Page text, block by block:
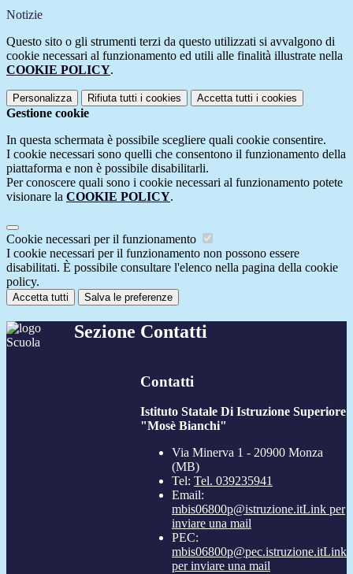
Notizie
Questo sito o gli strumenti terzi da questo utilizzati si avvalgono di
cookie necessari al funzionamento ed utili alle finalità illustrate nella
COOKIE POLICY.
Personalizza Rifiuta tutti i cookies Accetta tutti i cookies
Gestione cookie
In questa schermata è possibile scegliere quali cookie consentire.
I cookie necessari sono quelli che consentono il funzionamento della
piattaforma e non è possibile disabilitarli.
Per conoscere quali sono i cookie necessari al funzionamento potete
visionare la COOKIE POLICY.
Cookie necessari per il funzionamento
I cookie necessari per il funzionamento non possono essere
disabilitati. È possibile consultare l'elenco nella pagina della cookie
policy.
Accetta tutti Salva le preferenze
Sezione Contatti
Contatti
Istituto Statale Di Istruzione Superiore
"Mosè Bianchi"
Via Minerva 1 - 20900 Monza
(MB)
Tel: Tel. 039235941
Email:
mbis06800p@istruzione.itLink per
inviare una mail
PEC:
mbis06800p@pec.istruzione.itLink
per inviare una mail